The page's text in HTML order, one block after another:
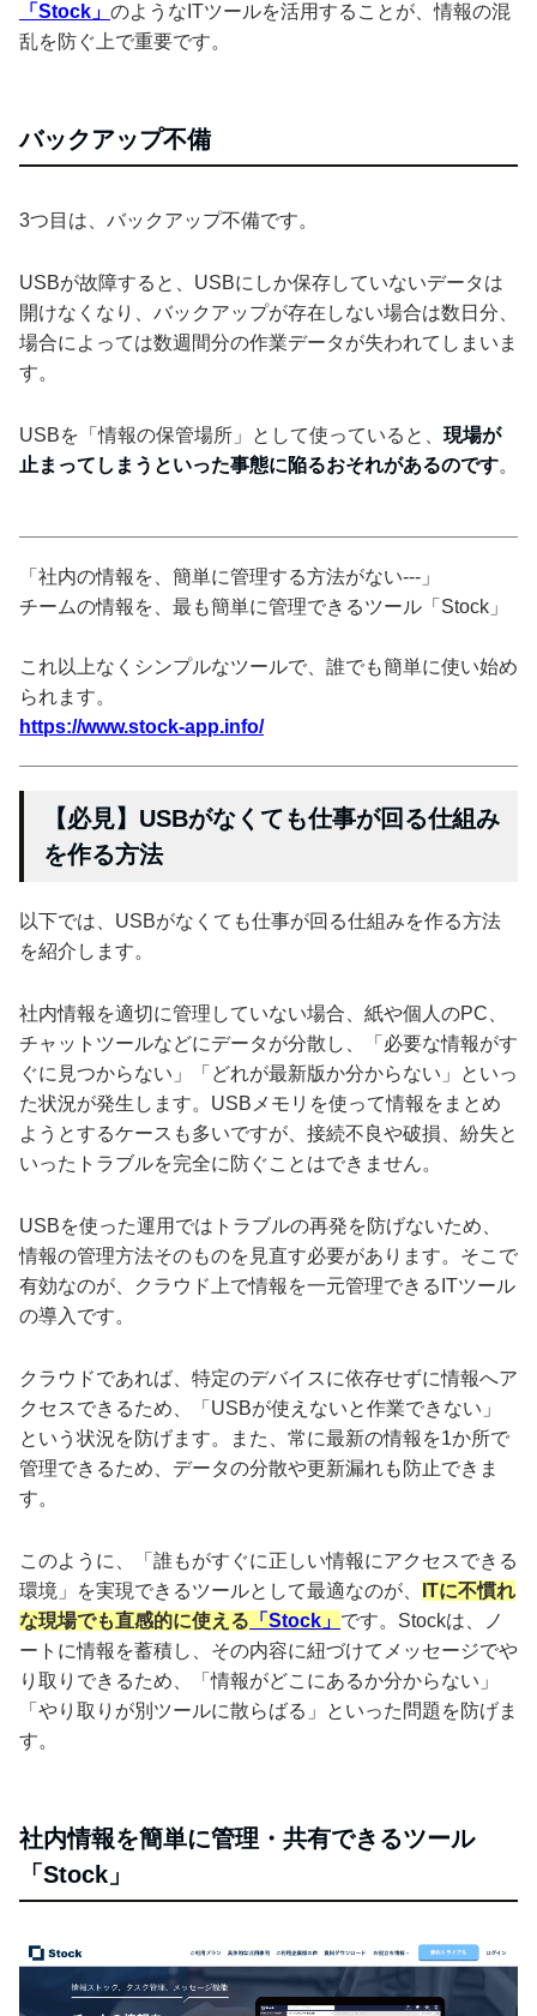
「Stock」 のようなITツールを活用することが、情報の混
乱を防ぐ上で重要です。
バックアップ不備
3つ目は、バックアップ不備です。
USBが故障すると、USBにしか保存していないデータは
開けなくなり、バックアップが存在しない場合は数日分、
場合によっては数週間分の作業データが失われてしまいま
す。
USBを「情報の保管場所」として使っていると、 現場が
止まってしまうといった事態に陥るおそれがあるのです。
「社内の情報を、簡単に管理する方法がない---」
チームの情報を、最も簡単に管理できるツール「Stock」
これ以上なくシンプルなツールで、誰でも簡単に使い始め
られます。
https://www.stock-app.info/
【必見】USBがなくても仕事が回る仕組み
を作る方法
以下では、USBがなくても仕事が回る仕組みを作る方法
を紹介します。
社内情報を適切に管理していない場合、紙や個人のPC、
チャットツールなどにデータが分散し、「必要な情報がす
ぐに見つからない」「どれが最新版か分からない」といっ
た状況が発生します。USBメモリを使って情報をまとめ
ようとするケースも多いですが、接続不良や破損、紛失と
いったトラブルを完全に防ぐことはできません。
USBを使った運用ではトラブルの再発を防げないため、
情報の管理方法そのものを見直す必要があります。そこで
有効なのが、クラウド上で情報を一元管理できるITツール
の導入です。
クラウドであれば、特定のデバイスに依存せずに情報へア
クセスできるため、「USBが使えないと作業できない」
という状況を防げます。また、常に最新の情報を1か所で
管理できるため、データの分散や更新漏れも防止できま
す。
このように、「誰もがすぐに正しい情報にアクセスできる
環境」を実現できるツールとして最適なのが、
ITに不慣れ
な現場でも直感的に使える 「Stock」 です。Stockは、ノ
ートに情報を蓄積し、その内容に紐づけてメッセージでや
り取りできるため、「情報がどこにあるか分からない」
「やり取りが別ツールに散らばる」といった問題を防げま
す。
社内情報を簡単に管理・共有できるツール
「Stock」